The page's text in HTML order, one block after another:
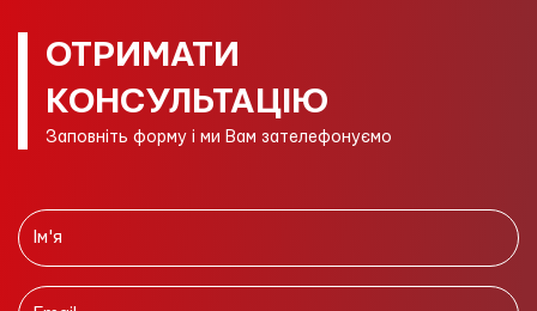
ОТРИМАТИ
КОНСУЛЬТАЦІЮ
Заповніть форму і ми Вам зателефонуємо